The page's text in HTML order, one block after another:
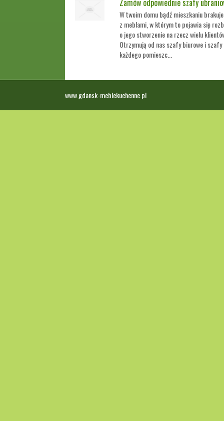
W twoim domu bądź mieszkaniu
z meblami, w którym to pojawia się
o jego stworzenie na rzecz wielu
Otrzymują od nas szafy biurowe i
każdego pomieszc...
www.gdansk-meblekuchenne.pl